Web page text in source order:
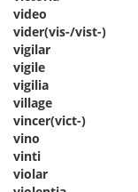
video
vider(vis-/vist-)
vigilar
vigile
vigilia
village
vincer(vict-)
vino
vinti
violar